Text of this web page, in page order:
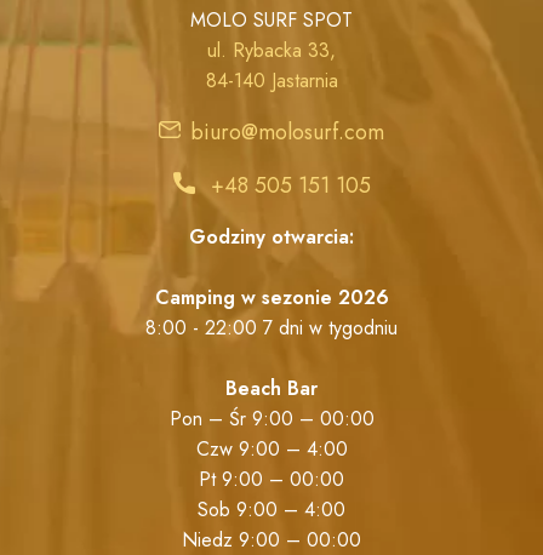
MOLO SURF SPOT
ul. Rybacka 33,
84-140 Jastarnia
biuro@molosurf.com
+48 505 151 105
Godziny otwarcia:
Camping w sezonie 2026
8:00 - 22:00 7 dni w tygodniu
Beach Bar
Pon – Śr 9:00 – 00:00
Czw 9:00 – 4:00
Pt 9:00 – 00:00
Sob 9:00 – 4:00
Niedz 9:00 – 00:00